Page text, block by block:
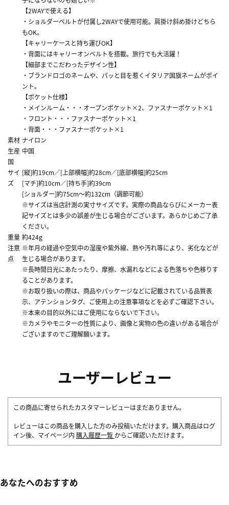
【2WAYで使える】
・ショルダーベルトが付属し2WAYで使用可能。肩掛け斜め掛けどちら
もOK。
【キャリーケースと持ち運びOK】
・背面にはキャリーオンベルトを搭載。旅行でも大活躍！
【細部までこだわったデザイン性】
・ブランドロゴのネームや、パッと目を惹くイタリア国旗ネームがポイ
ント。
【ポケット仕様】
・メインルーム・・・オープンポケット×2、ファスナーポケット×1
・フロント・・・ファスナーポケット×1
・背面・・・ファスナーポケット×1
素材 ナイロン
生産
国
中国
サイ
ズ
[縦]約19cm／[上部横幅]約28cm／[底部横幅]約25cm
[マチ]約10cm／[持ち手]約39cm
[ショルダー]約75cm～約132cm（調節可能）
※サイズは当店計測の実寸サイズです。実際の商品ならびにメーカー表
記サイズとは多少の誤差が生じる場合がございます。あらかじめご了承
ください。
重量 約424g
注意
点
※年月の経過や空気中の湿度や紫外線、熱や汚れ等により、劣化などが
生じる場合があります。
※長時間日光にあたったり、摩擦、水漏れなどによる色落ちや色移りす
ることがあります。
※お取り扱いの際は、商品やパッケージなどに記載されている品質表
示、アテンションタグ、ご使用上の注意事項などを必ずご確認下さい。
※本来の目的以外にはご使用にならないで下さい。
※カメラやモニターの性質により、画像と実物の色の違いがある場合が
ございますのでご理解願います。
ユーザーレビュー
この商品に寄せられたカスタマーレビューはまだありません。
レビューはこの商品を購入した方のみ投稿いただけます。購入商品はログ
イン後、マイページ内 購入履歴一覧 からご確認いただけます。
あなたへのおすすめ